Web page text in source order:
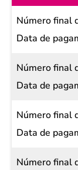
Número
final do
Data de
pagamento